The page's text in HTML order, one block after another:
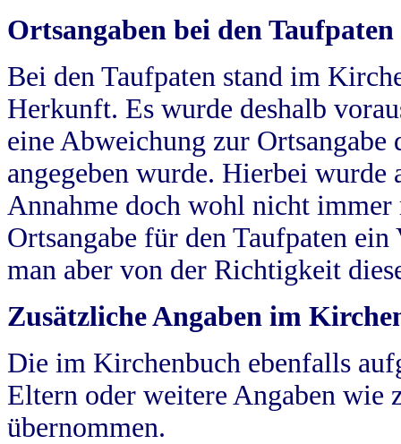
Ortsangaben bei den Taufpaten
Bei den Taufpaten stand im
Herkunft. Es wurde deshalb
eine Abweichung zur
angegeben wurde. Hierbei wurde
Annahme doch wohl nicht
Ortsangabe für den Taufpaten
man aber von der Richtigkeit
Zusätzliche Angaben im
Die im Kirchenbuch ebenfalls
Eltern oder weitere Angaben wie
übernommen.